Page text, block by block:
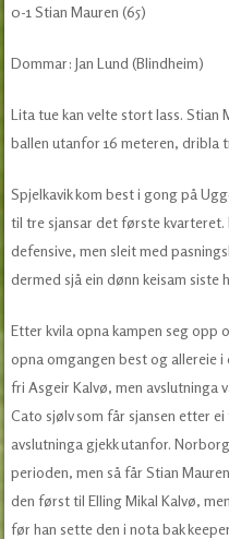
0-1 Stian Mauren (65)
Dommar: Jan Lund (Blindheim)
Lita tue kan velte stort lass. Stian
ballen utanfor 16 meteren, dribla
Spjelkavik kom best i gong på
til tre sjansar det første
defensive, men sleit med
dermed sjå ein dønn keisam siste
Etter kvila opna kampen seg opp
opna omgangen best og allereie
fri Asgeir Kalvø, men avslutninga
Cato sjølv som får sjansen etter
avslutninga gjekk utanfor.
perioden, men så får Stian
den først til Elling Mikal Kalvø,
før han sette den i nota bak